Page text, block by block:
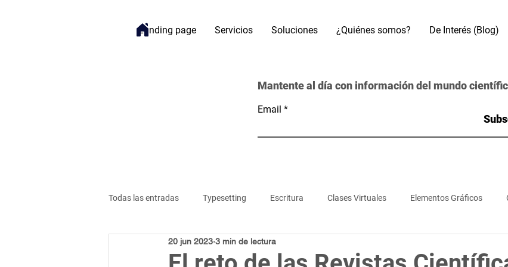
Landing page Servicios Soluciones ¿Quiénes somos? De Interés (Blog)
Mantente al día con información del mundo
Email
Todas las entradas Typesetting Escritura Clases Virtuales Elementos Gráficos
Gestión de Proyectos
20 jun 2023 3 min de lectura